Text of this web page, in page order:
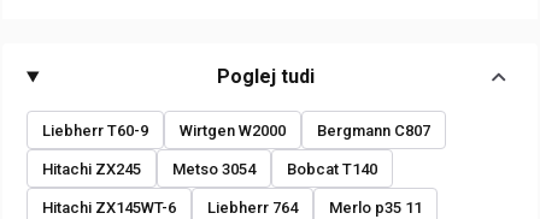
Poglej tudi
Liebherr T60-9 Wirtgen W2000 Bergmann C807
Hitachi ZX245 Metso 3054 Bobcat T140
Hitachi ZX145WT-6 Liebherr 764 Merlo p35 11